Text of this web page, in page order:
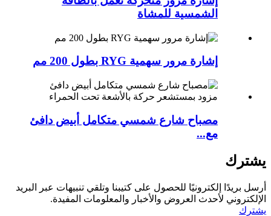
الشمسية للمشاة
إشارة مرور سهمية RYG بطول 200 مم
مصباح شارع شمسي متكامل أبيض دافئ
مع...
يشترك
أرسل بريدًا إلكترونيًا للحصول على كتيبنا وتلقي تنبيهات عبر البريد
الإلكتروني لأحدث العروض والأخبار والمعلومات المفيدة.
يشترك